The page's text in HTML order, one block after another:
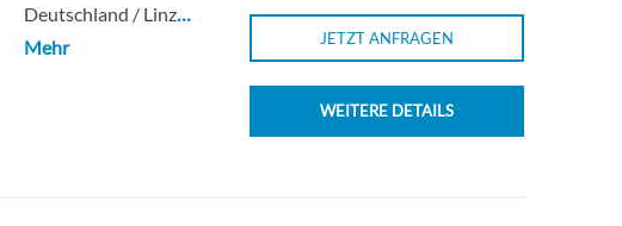
Deutschland / Linz…
Mehr
JETZT ANFRAGEN
WEITERE DETAILS